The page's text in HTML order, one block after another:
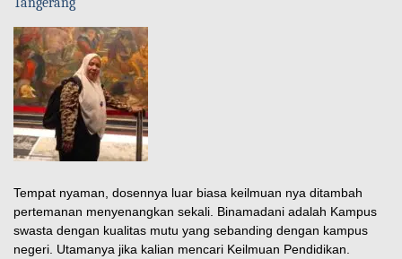
Tempat nyaman, dosennya luar biasa keilmuan nya ditambah
pertemanan menyenangkan sekali. Binamadani adalah Kampus
swasta dengan kualitas mutu yang sebanding dengan kampus
negeri. Utamanya jika kalian mencari Keilmuan Pendidikan.